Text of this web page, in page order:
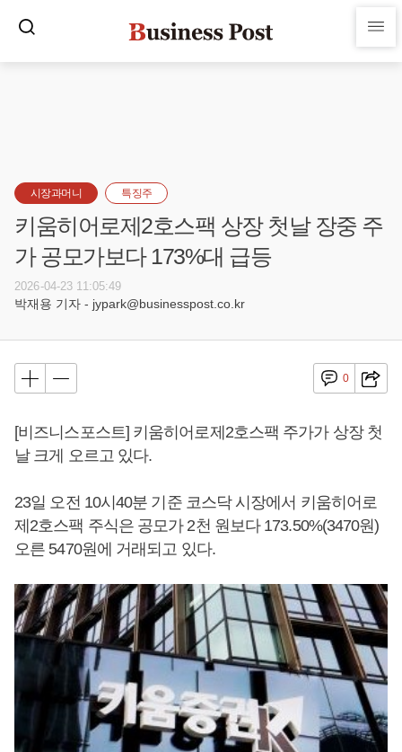
시장과머니 특징주
키움히어로제2호스팩 상장 첫날 장중 주
가 공모가보다 173%대 급등
2026-04-23 11:05:49
박재용 기자 - jypark@businesspost.co.kr
0
[비즈니스포스트] 키움히어로제2호스팩 주가가 상장 첫
날 크게 오르고 있다.
23일 오전 10시40분 기준 코스닥 시장에서 키움히어로
제2호스팩 주식은 공모가 2천 원보다 173.50%(3470원)
오른 5470원에 거래되고 있다.